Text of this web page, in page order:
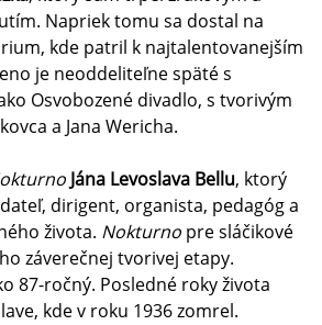
Napriek tomu sa dostal na
kde patril k najtalentovanejším
je neoddeliteľne späté s
Osvobozené divadlo, s tvorivým
a Jana Wericha.
Jána Levoslava Bellu, ktorý
dirigent, organista, pedagóg a
života. Nokturno pre sláčikové
záverečnej tvorivej etapy.
87-ročný. Posledné roky života
kde v roku 1936 zomrel.